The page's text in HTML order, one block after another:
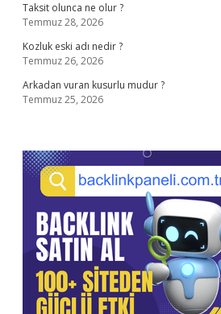
Taksit olunca ne olur ?
Temmuz 28, 2026
Kozluk eski adı nedir ?
Temmuz 26, 2026
Arkadan vuran kusurlu mudur ?
Temmuz 25, 2026